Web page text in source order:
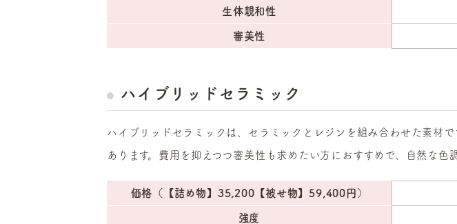
生体親和性
審美性
ハイブリッドセラミック
ハイブリッドセラミックは、セラミックとレジンを組み合わせた素材
あります。費用を抑えつつ審美性も求めたい方におすすめで、自然な色
価格（【詰め物】35,200【被せ物】59,400円）
強度